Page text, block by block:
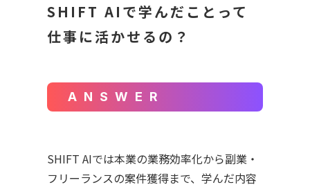
SHIFT AIで学んだことって
仕事に活かせるの？
ANSWER
SHIFT AIでは本業の業務効率化から副業・
フリーランスの案件獲得まで、学んだ内容